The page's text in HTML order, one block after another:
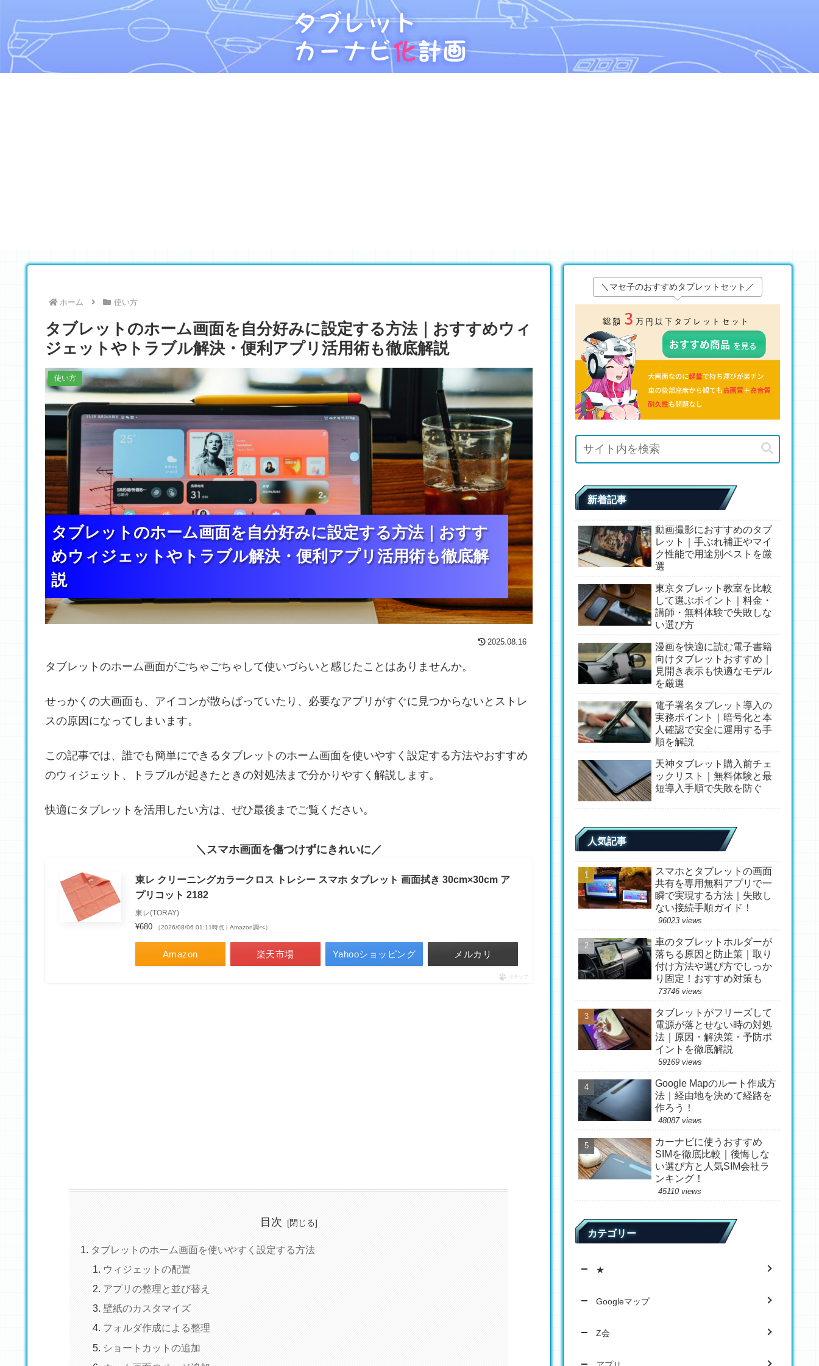
ホーム 使い方
タブレットのホーム画面を自分好みに設定する方法｜おすすめウィ
ジェットやトラブル解決・便利アプリ活用術も徹底解説
タブレットのホーム画面を自分好みに設定する方法｜おすす
めウィジェットやトラブル解決・便利アプリ活用術も徹底解
説
タブレットのホーム画面を自分好みに設定する方法｜おすす
めウィジェットやトラブル解決・便利アプリ活用術も徹底解
説
タブレットのホーム画面を自分好みに設定する方法｜おすす
めウィジェットやトラブル解決・便利アプリ活用術も徹底解
説
使い方
2025.08.16
タブレットのホーム画面がごちゃごちゃして使いづらいと感じたことはありませんか。
せっかくの大画面も、アイコンが散らばっていたり、必要なアプリがすぐに見つからないとストレ
スの原因になってしまいます。
この記事では、誰でも簡単にできるタブレットのホーム画面を使いやすく設定する方法やおすすめ
のウィジェット、トラブルが起きたときの対処法まで分かりやすく解説します。
快適にタブレットを活用したい方は、ぜひ最後までご覧ください。
スマホ画面を傷つけずにきれいに
東レ クリーニングカラークロス トレシー スマホ タブレット 画面拭き 30cm×30cm ア
プリコット 2182
東レ(TORAY)
¥680 （2026/08/06 01:11時点 | Amazon調べ）
Amazon 楽天市場 Yahooショッピング メルカリ
ポチップ
目次
タブレットのホーム画面を使いやすく設定する方法
ウィジェットの配置
アプリの整理と並び替え
壁紙のカスタマイズ
フォルダ作成による整理
ショートカットの追加
＼マセ子のおすすめタブレットセット／
新着記事
動画撮影におすすめのタブ
レット｜手ぶれ補正やマイ
ク性能で用途別ベストを厳
選
東京タブレット教室を比較
して選ぶポイント｜料金・
講師・無料体験で失敗しな
い選び方
漫画を快適に読む電子書籍
向けタブレットおすすめ｜
見開き表示も快適なモデル
を厳選
電子署名タブレット導入の
実務ポイント｜暗号化と本
人確認で安全に運用する手
順を解説
天神タブレット購入前チェ
ックリスト｜無料体験と最
短導入手順で失敗を防ぐ
人気記事
スマホとタブレットの画面
共有を専用無料アプリで一
瞬で実現する方法｜失敗し
ない接続手順ガイド！
96023 views
車のタブレットホルダーが
落ちる原因と防止策｜取り
付け方法や選び方でしっか
り固定！おすすめ対策も
73746 views
タブレットがフリーズして
電源が落とせない時の対処
法｜原因・解決策・予防ポ
イントを徹底解説
59169 views
Google Mapのルート作成方
法｜経由地を決めて経路を
作ろう！
48087 views
カーナビに使うおすすめ
SIMを徹底比較｜後悔しな
い選び方と人気SIM会社ラ
ンキング！
45110 views
カテゴリー
★
Googleマップ
Z会